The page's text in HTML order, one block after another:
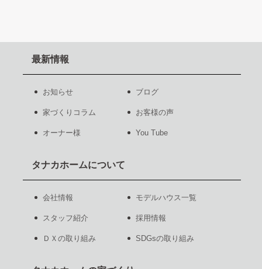
最新情報
お知らせ ブログ
家づくりコラム お客様の声
オーナー様 You Tube
タナカホームについて
会社情報 モデルハウス一覧
スタッフ紹介 採用情報
ＤＸの取り組み SDGsの取り組み